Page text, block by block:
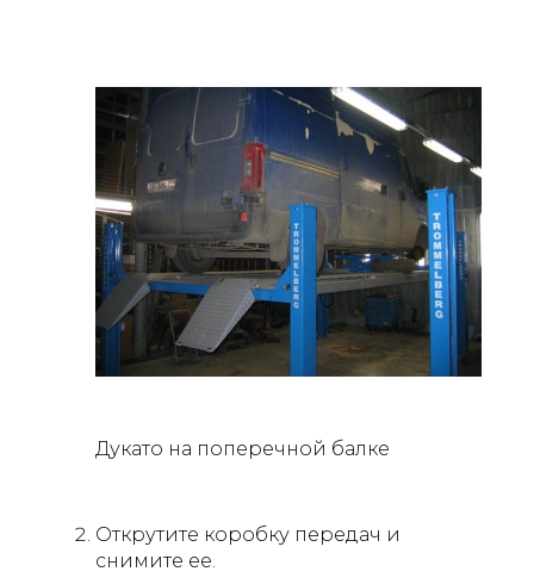
Дукато на поперечной балке
Открутите коробку передач и
снимите ее.